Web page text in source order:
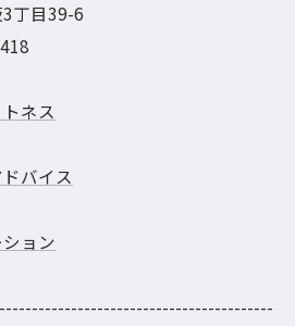
丁目39-6
ネス
バイス
ョン